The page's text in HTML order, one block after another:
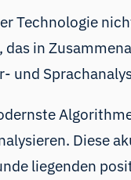
Technologie
, das in
und
Diese
liegenden